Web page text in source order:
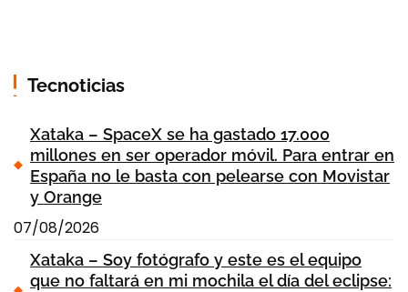
Tecnoticias
Xataka – SpaceX se ha gastado 17.000
millones en ser operador móvil. Para entrar en
España no le basta con pelearse con Movistar
y Orange
07/08/2026
Xataka – Soy fotógrafo y este es el equipo
que no faltará en mi mochila el día del eclipse: